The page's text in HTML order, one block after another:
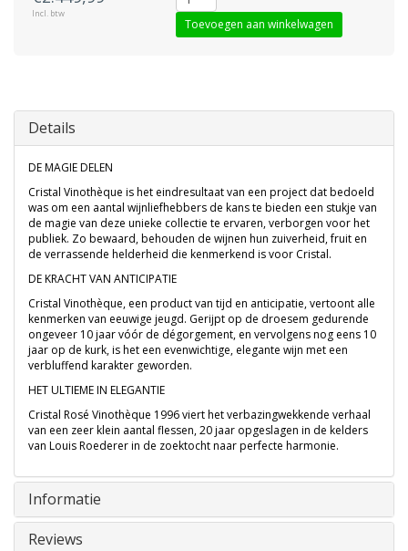
Incl. btw
Toevoegen aan winkelwagen
Details
DE MAGIE DELEN
Cristal Vinothèque is het eindresultaat van een project dat bedoeld
was om een ​​aantal wijnliefhebbers de kans te bieden een stukje van
de magie van deze unieke collectie te ervaren, verborgen voor het
publiek. Zo bewaard, behouden de wijnen hun zuiverheid, fruit en
de verrassende helderheid die kenmerkend is voor Cristal.
DE KRACHT VAN ANTICIPATIE
Cristal Vinothèque, een product van tijd en anticipatie, vertoont alle
kenmerken van eeuwige jeugd. Gerijpt op de droesem gedurende
ongeveer 10 jaar vóór de dégorgement, en vervolgens nog eens 10
jaar op de kurk, is het een evenwichtige, elegante wijn met een
verbluffend karakter geworden.
HET ULTIEME IN ELEGANTIE
Cristal Rosé Vinothèque 1996 viert het verbazingwekkende verhaal
van een zeer klein aantal flessen, 20 jaar opgeslagen in de kelders
van Louis Roederer in de zoektocht naar perfecte harmonie.
Informatie
Reviews